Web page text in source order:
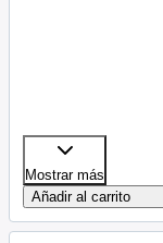
Mostrar más
Añadir al carrito